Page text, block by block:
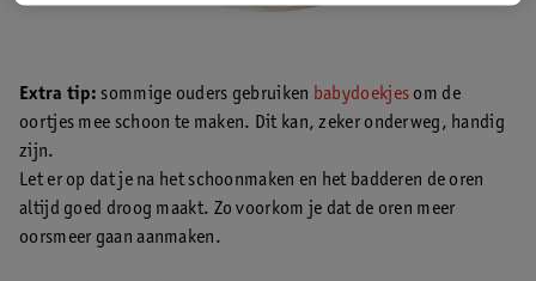
Extra tip: sommige ouders gebruiken babydoekjes om de
oortjes mee schoon te maken. Dit kan, zeker onderweg, handig
zijn.
Let er op dat je na het schoonmaken en het badderen de oren
altijd goed droog maakt. Zo voorkom je dat de oren meer
oorsmeer gaan aanmaken.